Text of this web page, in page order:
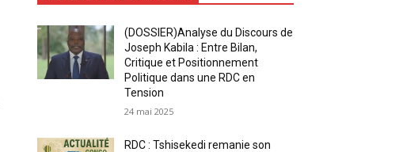
(DOSSIER)Analyse du Discours de
Joseph Kabila : Entre Bilan,
Critique et Positionnement
Politique dans une RDC en
Tension
24 mai 2025
RDC : Tshisekedi remanie son